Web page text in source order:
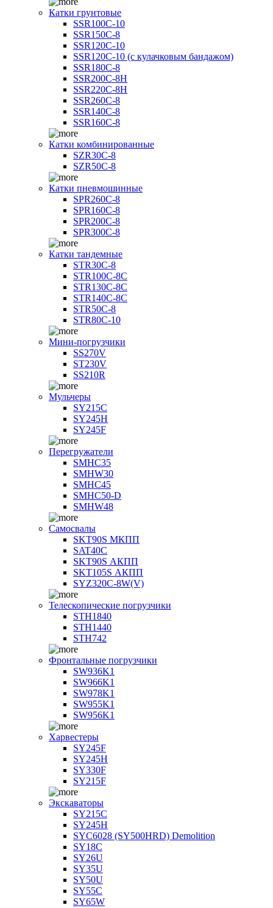
Катки грунтовые
SSR100C-10
SSR150C-8
SSR120C-10
SSR120C-10 (с кулачковым бандажом)
SSR180C-8
SSR200C-8H
SSR220C-8H
SSR260C-8
SSR140C-8
SSR160C-8
Катки комбинированные
SZR30C-8
SZR50C-8
Катки пневмошинные
SPR260C-8
SPR160C-8
SPR200C-8
SPR300C-8
Катки тандемные
STR30C-8
STR100C-8С
STR130C-8С
STR140C-8С
STR50C-8
STR80C-10
Мини-погрузчики
SS270V
ST230V
SS210R
Мульчеры
SY215C
SY245H
SY245F
Перегружатели
SMHC35
SMHW30
SMHC45
SMHC50-D
SMHW48
Самосвалы
SKT90S МКПП
SAT40C
SKT90S АКПП
SKT105S АКПП
SYZ320C-8W(V)
Телескопические погрузчики
STH1840
STH1440
STH742
Фронтальные погрузчики
SW936K1
SW966K1
SW978K1
SW955K1
SW956K1
Харвестеры
SY245F
SY245H
SY330F
SY215F
Экскаваторы
SY215C
SY245H
SYC6028 (SY500HRD) Demolition
SY18C
SY26U
SY35U
SY50U
SY55C
SY65W